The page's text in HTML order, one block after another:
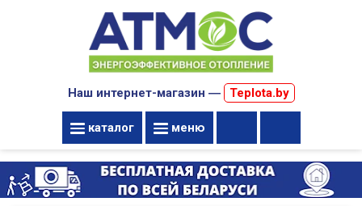
Наш интернет-магазин ― Teplota.by
каталог меню